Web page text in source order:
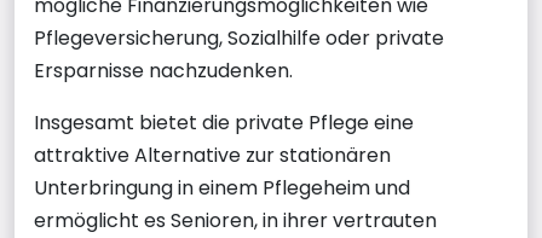
Pflegeversicherung, Sozialhilfe oder private
Ersparnisse nachzudenken.
Insgesamt bietet die private Pflege eine
attraktive Alternative zur stationären
Unterbringung in einem Pflegeheim und
ermöglicht es Senioren, in ihrer vertrauten